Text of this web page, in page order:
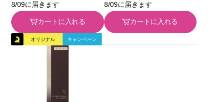
8/09に届きます
カートに入れる
8/09に届きます
カートに入れる
オリジナル キャンペーン